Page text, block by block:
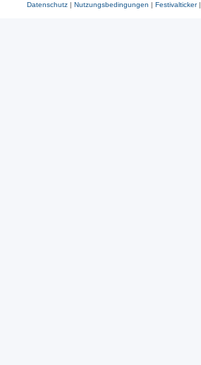
Datenschutz | Nutzungsbedingungen | Festivalticker|